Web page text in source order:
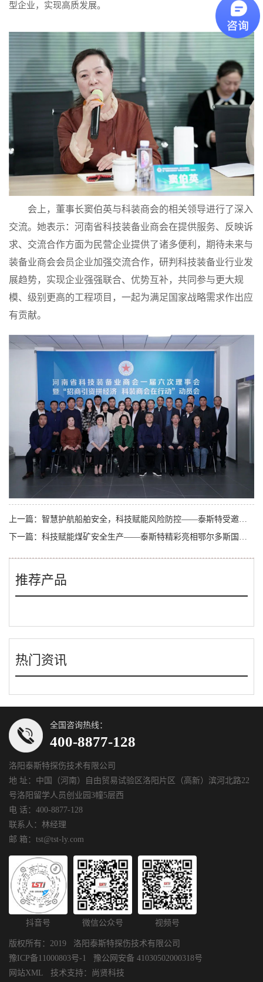
型企业，实现高质发展。
会上，董事长窦伯英与科装商会的相关领导进行了深入
交流。她表示：河南省科技装备业商会在提供服务、反映诉
求、交流合作方面为民营企业提供了诸多便利，期待未来与
装备业商会会员企业加强交流合作，研判科技装备业行业发
展趋势，实现企业强强联合、优势互补，共同参与更大规
模、级别更高的工程项目，一起为满足国家战略需求作出应
有贡献。
上一篇： 智慧护航船舶安全，科技赋能风险防控——泰斯特受邀参加2023船舶行业安全生产与应急管理技术交流大会
下一篇： 科技赋能煤矿安全生产——泰斯特精彩亮相鄂尔多斯国际煤博会！
推荐产品
热门资讯
全国咨询热线：
400-8877-128
洛阳泰斯特探伤技术有限公司
地 址：中国（河南）自由贸易试验区洛阳片区（高新）滨河北路22
号洛阳留学人员创业园3幢5层西
电 话：400-8877-128
联系人：林经理
邮 箱：tst@tst-ly.com
抖音号 微信公众号 视频号
版权所有：2019 洛阳泰斯特探伤技术有限公司
豫ICP备11000803号-1
豫公网安备 41030502000318号
网站XML 技术支持： 尚贤科技